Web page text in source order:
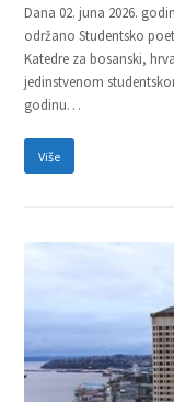
Dana 02. juna 2026.
održano Studentsko
Katedre za bosanski,
jedinstvenom
godinu…
Više